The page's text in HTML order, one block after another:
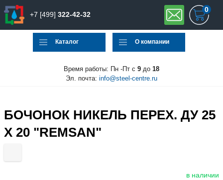
+7 [499] 322-42-32
0
Каталог О компании
Время работы: Пн -Пт с 9 до 18
Эл. почта: info@steel-centre.ru
БОЧОНОК НИКЕЛЬ ПЕРЕХ. ДУ 25
Х 20 "REMSAN"
в наличии